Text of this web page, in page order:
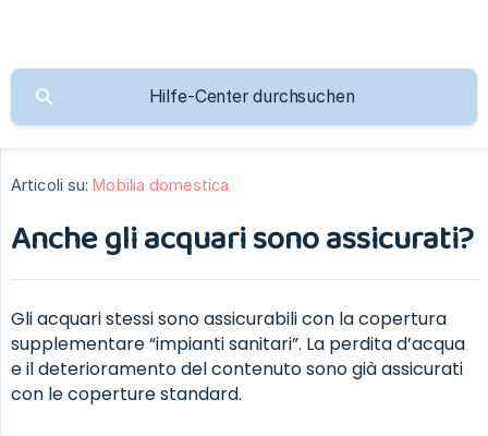
Articoli su: Mobilia domestica
Anche gli acquari sono assicurati?
Gli acquari stessi sono assicurabili con la copertura
supplementare “impianti sanitari”. La perdita d’acqua
e il deterioramento del contenuto sono già assicurati
con le coperture standard.